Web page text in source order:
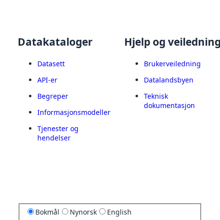
Datakataloger
Datasett
API-er
Begreper
Informasjonsmodeller
Tjenester og
hendelser
Hjelp og
Brukerveiledning
Datalandsbyen
Teknisk
dokumentasjon
Bokmål Nynorsk English